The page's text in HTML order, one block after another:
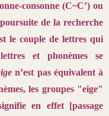
consonne (C~C’) ou
de la recherche
le couple de lettres qui
et phonèmes se
n’est pas équivalent à
les groupes "eige"
en effet [passage